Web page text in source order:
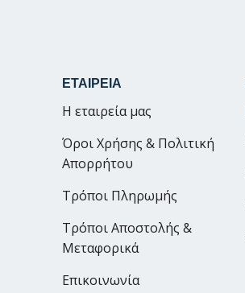
ΕΤΑΙΡΕΙΑ
Η εταιρεία μας
Όροι Χρήσης & Πολιτική
Απορρήτου
Τρόποι Πληρωμής
Τρόποι Αποστολής &
Μεταφορικά
Επικοινωνία